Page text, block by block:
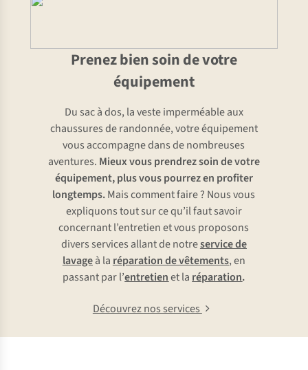
Prenez bien soin de votre
équipement
Du sac à dos, la veste imperméable aux
chaussures de randonnée, votre équipement
vous accompagne dans de nombreuses
aventures. Mieux vous prendrez soin de votre
équipement, plus vous pourrez en profiter
longtemps.Mais comment faire ? Nous vous
expliquons tout sur ce qu’il faut savoir
concernant l’entretien et vous proposons
divers services allant de notreservice de
lavageà la réparation de vêtements, en
passant par l’entretienet la réparation.
Découvrez nos services